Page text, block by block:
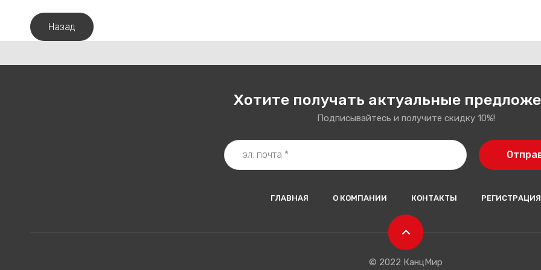
Назад
Хотите получать актуальные
Подписывайтесь и получите скидку 10%!
ГЛАВНАЯ О КОМПАНИИ КОНТАКТЫ РЕГИСТРАЦИЯ
© 2022 КанцМир